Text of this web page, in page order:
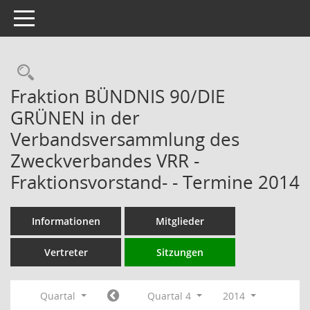
Toggle navigation
Rechercheauswahl
Fraktion BÜNDNIS 90/DIE
GRÜNEN in der
Verbandsversammlung des
Zweckverbandes VRR -
Fraktionsvorstand- - Termine 2014
Informationen Mitglieder
Vertreter Sitzungen
Quartal Quartal 4
2014